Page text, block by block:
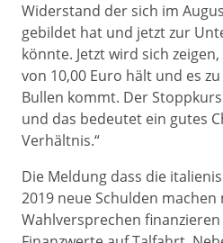
Widerstand der sich im
gebildet hat und jetzt zur
könnte. Jetzt wird sich
von 10,00 Euro hält und es
Bullen kommt. Der
und das bedeutet ein gutes
Verhältnis.“
Die Meldung dass die
2019 neue Schulden
Wahlversprechen